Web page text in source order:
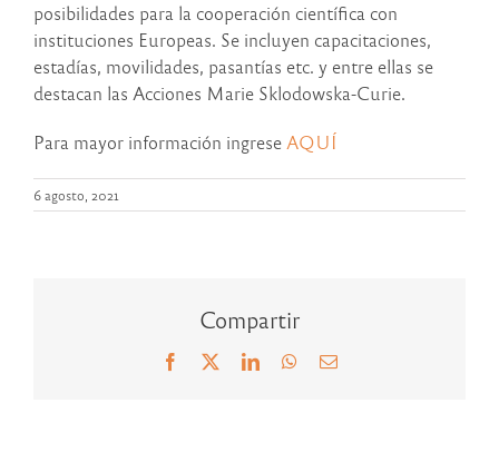
posibilidades para la cooperación científica con
instituciones Europeas. Se incluyen capacitaciones,
estadías, movilidades, pasantías etc. y entre ellas se
destacan las Acciones Marie Sklodowska-Curie.
Para mayor información ingreseAQUÍ
6 agosto, 2021
Compartir
Facebook LinkedInWhatsApp
Correo